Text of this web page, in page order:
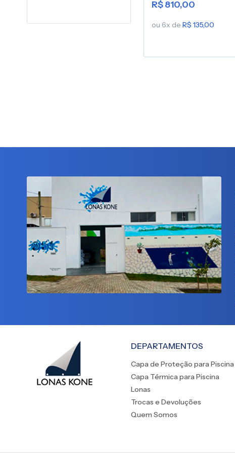
R$ 810,00
ou 6x deR$ 135,00
Comprar
DEPARTAMENTOS
Capa de Proteção para Piscina
Capa Térmica para Piscina
Lonas
Trocas e Devoluções
Quem Somos